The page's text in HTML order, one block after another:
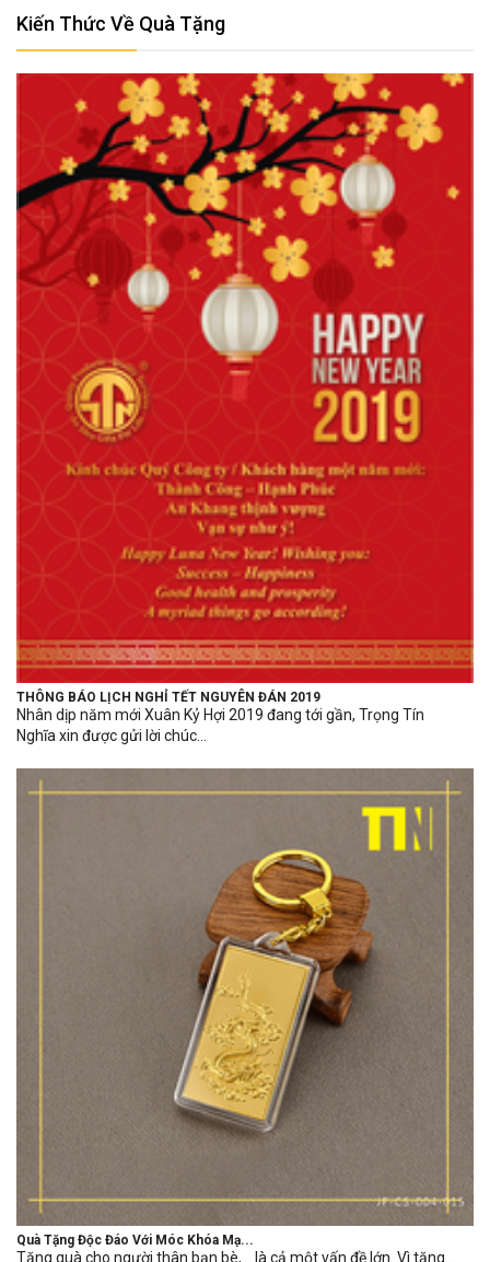
Kiến Thức Về Quà Tặng
THÔNG BÁO LỊCH NGHỈ TẾT NGUYÊN ĐÁN 2019
Nhân dịp năm mới Xuân Kỷ Hợi 2019 đang tới gần, Trọng Tín
Nghĩa xin được gửi lời chúc...
Quà Tặng Độc Đáo Với Móc Khóa Mạ...
Tặng quà cho người thân bạn bè,… là cả một vấn đề lớn. Vì tặng...